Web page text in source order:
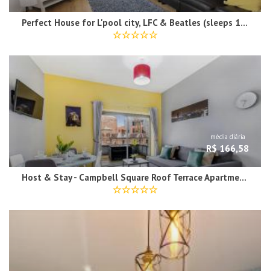
Perfect House for L'pool city, LFC & Beatles (sleeps 14)
média diária
R$ 166,58
Host & Stay - Campbell Square Roof Terrace Apartment